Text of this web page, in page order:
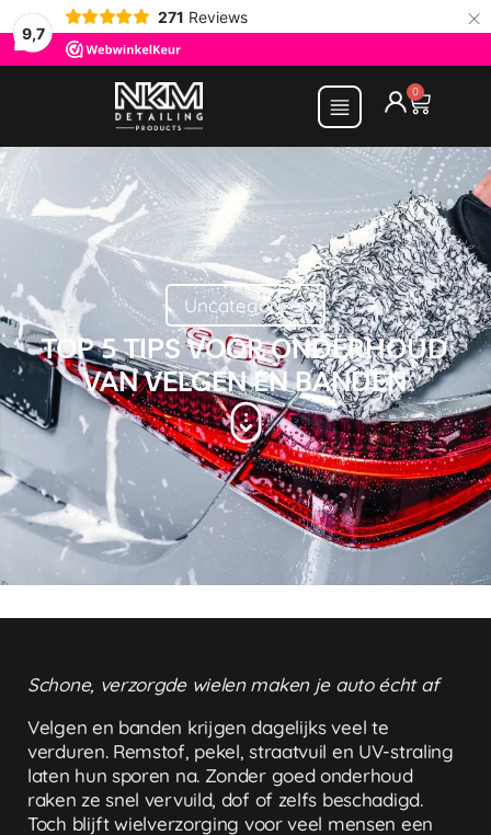
9,7
271 Reviews ×
0
Uncategorized
TOP 5 TIPS VOOR ONDERHOUD
VAN VELGEN EN BANDEN
Schone, verzorgde wielen maken je auto écht af
Velgen en banden krijgen dagelijks veel te
verduren. Remstof, pekel, straatvuil en UV-straling
laten hun sporen na. Zonder goed onderhoud
raken ze snel vervuild, dof of zelfs beschadigd.
Toch blijft wielverzorging voor veel mensen een